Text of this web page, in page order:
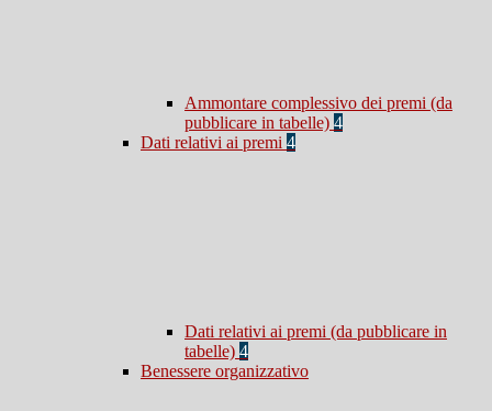
Ammontare complessivo dei premi (da
pubblicare in tabelle) 4
Dati relativi ai premi 4
Dati relativi ai premi (da pubblicare in
tabelle) 4
Benessere organizzativo